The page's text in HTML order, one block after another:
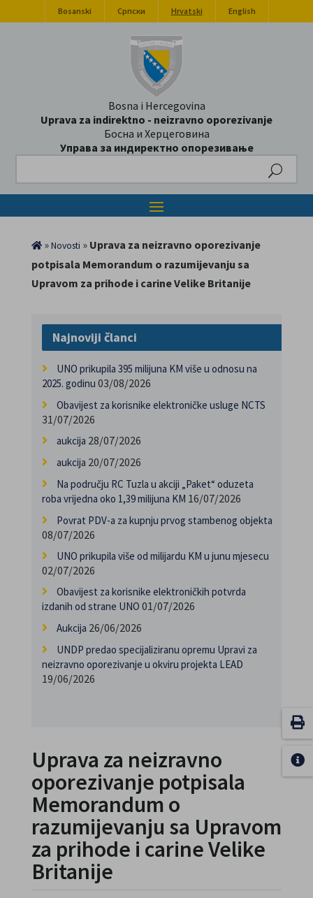
Bosanski Српски Hrvatski English
Bosna i Hercegovina
Uprava za indirektno - neizravno oporezivanje
Босна и Херцеговина
Управа за индиректно опорезивање
»Novosti » Uprava za neizravno oporezivanje
potpisala Memorandum o razumijevanju sa
Upravom za prihode i carine Velike Britanije
Najnoviji članci
UNO prikupila 395 milijuna KM više u odnosu na
2025. godinu 03/08/2026
Obavijest za korisnike elektroničke usluge NCTS
31/07/2026
aukcija 28/07/2026
aukcija 20/07/2026
Na području RC Tuzla u akciji „Paket“ oduzeta
roba vrijedna oko 1,39 milijuna KM 16/07/2026
Povrat PDV-a za kupnju prvog stambenog objekta
08/07/2026
UNO prikupila više od milijardu KM u junu mjesecu
02/07/2026
Obavijest za korisnike elektroničkih potvrda
izdanih od strane UNO 01/07/2026
Aukcija 26/06/2026
UNDP predao specijaliziranu opremu Upravi za
neizravno oporezivanje u okviru projekta LEAD
19/06/2026
Uprava za neizravno
oporezivanje potpisala
Memorandum o
razumijevanju sa Upravom
za prihode i carine Velike
Britanije